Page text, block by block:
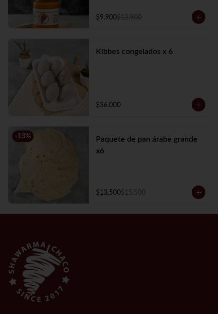
$9.900$12.900
Kibbes congelados x 6
$36.000
-13%
Paquete de pan árabe grande
x6
$13.500$15.500